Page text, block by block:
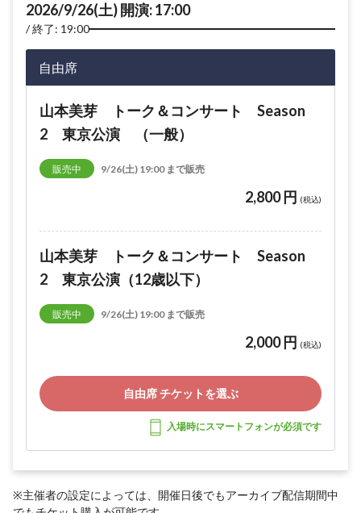
2026/9/26(土) 開演: 17:00
終了: 19:00
自由席
山本美芽 トーク＆コンサート Season
2 東京公演 （一般）
販売中 9/26(土) 19:00 まで販売
2,800 円 (税込)
山本美芽 トーク＆コンサート Season
2 東京公演（12歳以下）
販売中 9/26(土) 19:00 まで販売
2,000 円 (税込)
自由席 チケットを選ぶ
入場時にスマートフォンが必須です
※主催者の設定によっては、開催日後でもアーカイブ配信期間中